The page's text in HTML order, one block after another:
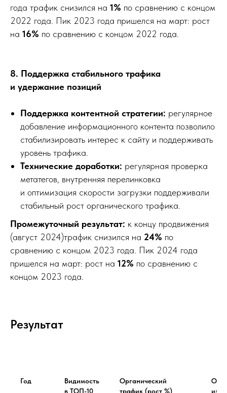
года трафик снизился на 1% по сравнению с концом
2022 года. Пик 2023 года пришелся на март: рост
на 16% по сравнению с концом 2022 года.
8. Поддержка стабильного трафика
и удержание позиций
Поддержка контентной стратегии: регулярное
добавление информационного контента позволило
стабилизировать интерес к сайту и поддерживать
уровень трафика.
Технические доработки: регулярная проверка
метатегов, внутренняя перелинковка
и оптимизация скорости загрузки поддерживали
стабильный рост органического трафика.
Промежуточный результат: к концу продвижения
(август 2024)трафик снизился на 24% по
сравнению с концом 2023 года. Пик 2024 года
пришелся на март: рост на 12% по сравнению с
концом 2023 года.
Результат
Год
Видимость
в ТОП-10
Органический
трафик (рост %)
Трафик есть.
Заявок нет?
Сделаем SEO-разбор
вашего сайта.
Покажем, что реально происходит
с вашим сайтом:
Без общих рекомендаций, только